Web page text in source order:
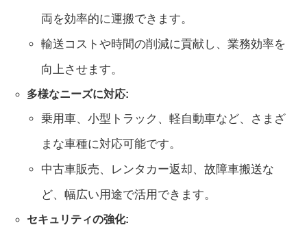
両を効率的に運搬できます。
輸送コストや時間の削減に貢献し、業務効率を
向上させます。
多様なニーズに対応:
乗用車、小型トラック、軽自動車など、さまざ
まな車種に対応可能です。
中古車販売、レンタカー返却、故障車搬送な
ど、幅広い用途で活用できます。
セキュリティの強化: